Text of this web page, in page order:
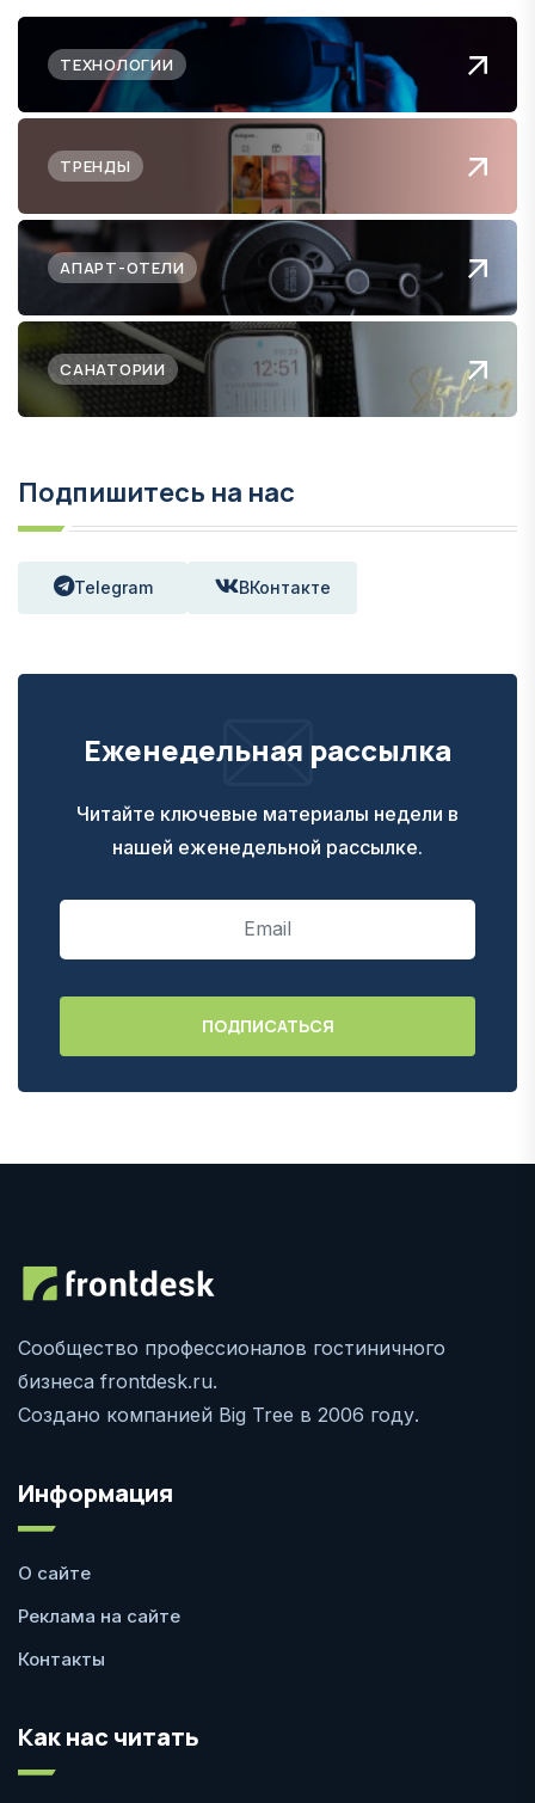
ТЕХНОЛОГИИ
ТРЕНДЫ
АПАРТ-ОТЕЛИ
САНАТОРИИ
Подпишитесь на нас
Telegram ВКонтакте
Еженедельная рассылка
Читайте ключевые материалы недели в
нашей еженедельной рассылке.
Сообщество профессионалов гостиничного
бизнеса frontdesk.ru.
Создано компанией Big Tree в 2006 году.
Информация
О сайте
Реклама на сайте
Контакты
Как нас читать